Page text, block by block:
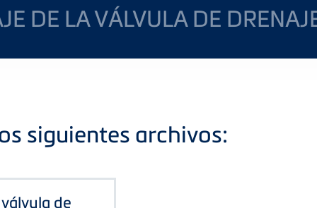
DE LA VÁLVULA DE
siguientes archivos:
de